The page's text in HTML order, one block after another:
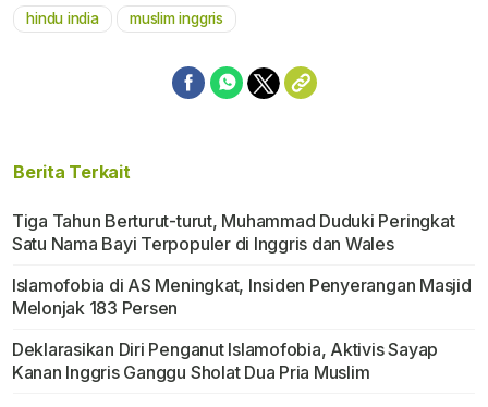
hindu india muslim inggris
Berita Terkait
Tiga Tahun Berturut-turut, Muhammad Duduki Peringkat
Satu Nama Bayi Terpopuler di Inggris dan Wales
Islamofobia di AS Meningkat, Insiden Penyerangan Masjid
Melonjak 183 Persen
Deklarasikan Diri Penganut Islamofobia, Aktivis Sayap
Kanan Inggris Ganggu Sholat Dua Pria Muslim